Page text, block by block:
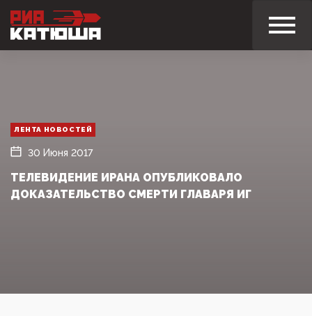
ЛЕНТА НОВОСТЕЙ
30 Июня 2017
ТЕЛЕВИДЕНИЕ ИРАНА ОПУБЛИКОВАЛО
ДОКАЗАТЕЛЬСТВО СМЕРТИ ГЛАВАРЯ ИГ‍